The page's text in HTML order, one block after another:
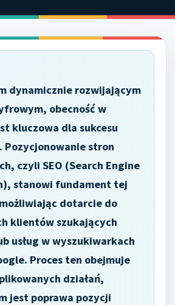
dynamicznie rozwijającym
obecność w
kluczowa dla sukcesu
Pozycjonowanie stron
czyli SEO (Search Engine
stanowi fundament tej
dotarcie do
klientów szukających
usług w wyszukiwarkach
Proces ten obejmuje
działań,
jest poprawa pozycji